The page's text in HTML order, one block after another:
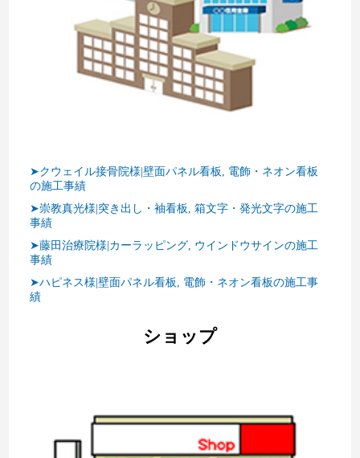
➤クウェイル接骨院様|壁面パネル看板, 電飾・ネオン看板
の施工事績
➤崇教真光様|突き出し・袖看板, 箱文字・発光文字の施工
事績
➤藤田治療院様|カーラッピング, ウインドウサインの施工
事績
➤ハピネス様|壁面パネル看板, 電飾・ネオン看板の施工事
績
ショップ